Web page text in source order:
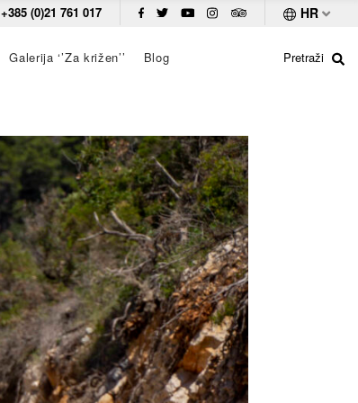
HR
+385 (0)21 761 017
Pretraži
Galerija ‘’Za križen’’ Blog